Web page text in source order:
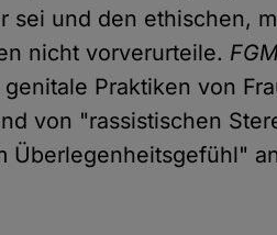
sei und den ethischen,
nicht vorverurteile.
Praktiken von
von "rassistischen
Überlegenheitsgefühl"